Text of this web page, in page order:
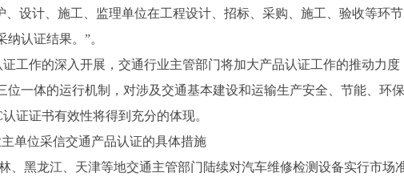
、设计、施工、监理单位在工程设计、招标、采购、施工、验收等环
认证结果。”。
工作的深入开展，交通行业主管部门将加大产品认证工作的推动力
位一体的运行机制，对涉及交通基本建设和运输生产安全、节能、环
认证证书有效性将得到充分的体现。
主单位采信交通产品认证的具体措施
、黑龙江、天津等地交通主管部门陆续对汽车维修检测设备实行市场